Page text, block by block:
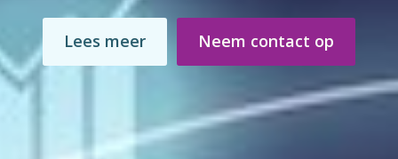
Lees meer Neem contact op